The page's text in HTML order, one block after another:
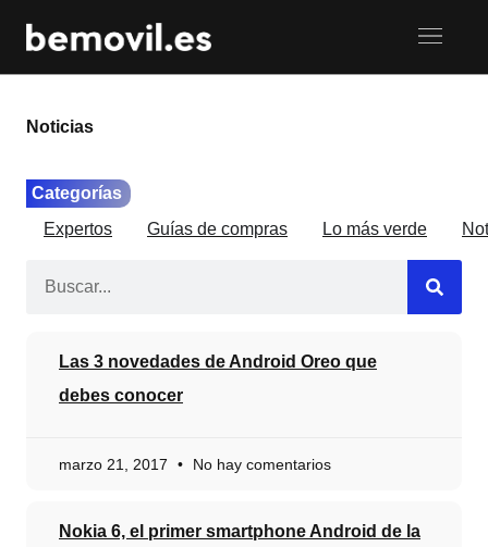
Noticias
Categorías
Expertos
Guías de compras Lo más verde
Las 3 novedades de Android Oreo que
debes conocer
marzo 21, 2017 No hay comentarios
Nokia 6, el primer smartphone Android de la